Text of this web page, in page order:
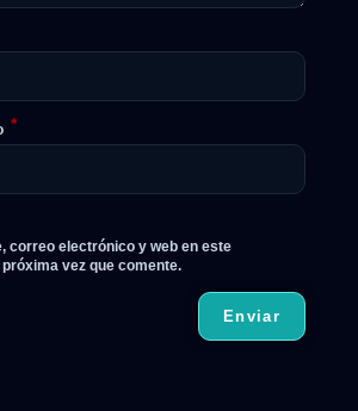
*
correo electrónico y web en este
vez que comente.